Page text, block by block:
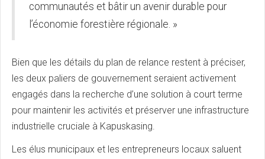
communautés et bâtir un avenir durable pour
l’économie forestière régionale. »
Bien que les détails du plan de relance restent à préciser,
les deux paliers de gouvernement seraient activement
engagés dans la recherche d’une solution à court terme
pour maintenir les activités et préserver une infrastructure
industrielle cruciale à Kapuskasing.
Les élus municipaux et les entrepreneurs locaux saluent